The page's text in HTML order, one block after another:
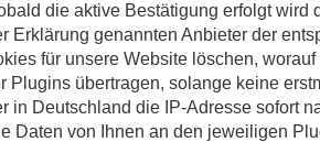
die aktive Bestätigung erfolgt
Erklärung genannten Anbieter der
für unsere Website löschen,
Plugins übertragen, solange keine
in Deutschland die IP-Adresse sofort
Daten von Ihnen an den jeweiligen